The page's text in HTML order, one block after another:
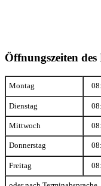
Öffnungszeiten
Montag
Dienstag
Mittwoch
Donnerstag
Freitag